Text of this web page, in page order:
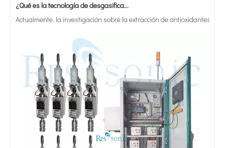
Actualmente, la investigación sobre la extracción de antioxidantes y